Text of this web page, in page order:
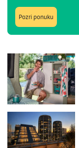
Pozri ponuku